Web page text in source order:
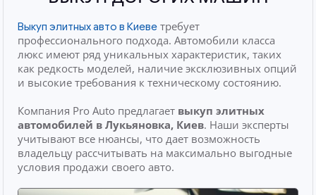
Выкуп элитных авто в Киеве требует
профессионального подхода. Автомобили класса
люкс имеют ряд уникальных характеристик, таких
как редкость моделей, наличие эксклюзивных опций
и высокие требования к техническому состоянию.
Компания Pro Auto предлагает выкуп элитных
автомобилей в Лукьяновка, Киев. Наши эксперты
учитывают все нюансы, что дает возможность
владельцу рассчитывать на максимально выгодные
условия продажи своего авто.